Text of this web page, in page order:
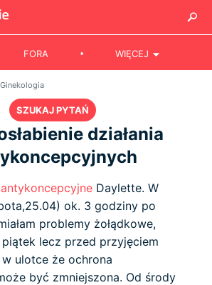
FORA WIĘCEJ
Ginekologia
SZUKAJ PYTAŃ
działania
Daylette. W
ok. 3 godziny po
problemy żołądkowe,
lecz przed przyjęciem
ulotce że ochrona
być zmniejszona. Od środy